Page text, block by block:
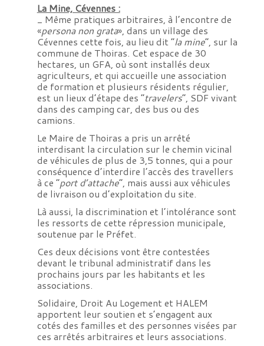
La Mine, Cévennes :
_ Même pratiques arbitraires, à l’encontre de
«persona non grata», dans un village des
Cévennes cette fois, au lieu dit “la mine“, sur la
commune de Thoiras. Cet espace de 30
hectares, un GFA, où sont installés deux
agriculteurs, et qui accueille une association
de formation et plusieurs résidents régulier,
est un lieux d’étape des “travelers“, SDF vivant
dans des camping car, des bus ou des
camions.
Le Maire de Thoiras a pris un arrêté
interdisant la circulation sur le chemin vicinal
de véhicules de plus de 3,5 tonnes, qui a pour
conséquence d’interdire l’accès des travellers
à ce “port d’attache“, mais aussi aux véhicules
de livraison ou d’exploitation du site.
Là aussi, la discrimination et l’intolérance sont
les ressorts de cette répression municipale,
soutenue par le Préfet.
Ces deux décisions vont être contestées
devant le tribunal administratif dans les
prochains jours par les habitants et les
associations.
Solidaire, Droit Au Logement et HALEM
apportent leur soutien et s’engagent aux
cotés des familles et des personnes visées par
ces arrêtés arbitraires et leurs associations.